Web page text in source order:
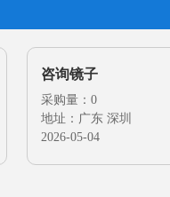
咨询镜子
采购量：0
地址：广东 深圳
2026-05-04